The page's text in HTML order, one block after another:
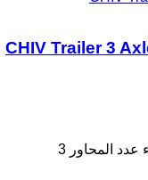
CHIV Trailer 3
عدد المحاور 3